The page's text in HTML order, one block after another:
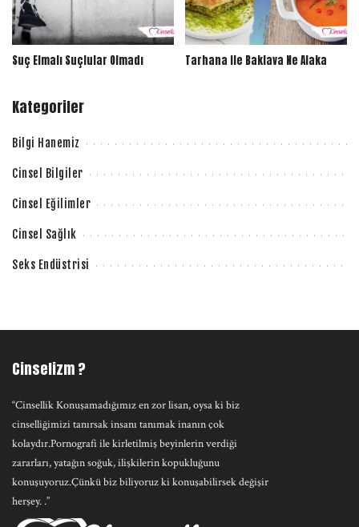
Suç Elmalı Suçlular Olmadı Tarhana ile Baklava Ne Alaka
Kategoriler
Bilgi Hanemiz
Cinsel Bilgiler
Cinsel Eğilimler
Cinsel Sağlık
Seks Endüstrisi
Cinselizm ?
“Cinsellik Konuşamadığımız en zor lisan, oysa ki biz
cinselliğimizi tanırsak insanı tanımak inanın çok
kolaydır.Pornografi ile kirletilmiş beyinlerin verdiği
zararları, yatağın soğuk, ilişkilerin kopukluğunu
konuşuyoruz.Çünkü biz biliyoruz ki konuşabilirsek değişir
herşey. .”